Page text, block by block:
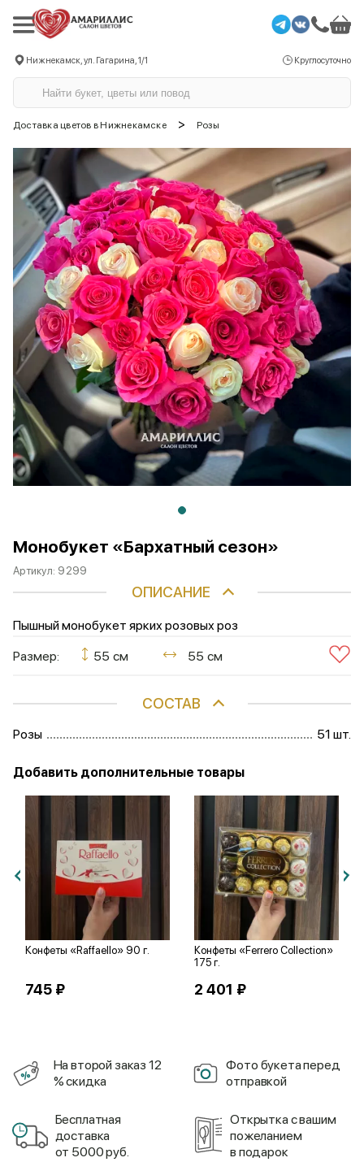
Нижнекамск, ул. Гагарина, 1/1 Круглосуточно
Доставка цветов в Нижнекамске > Розы
Монобукет «Бархатный сезон»
Артикул: 9299
ОПИСАНИЕ
Пышный монобукет ярких розовых роз
Размер:
55 см 55 см
СОСТАВ
Розы 51 шт.
Добавить дополнительные товары
Конфеты «Raffaello» 90 г.
745 ₽
Конфеты «Ferrero Collection»
175 г.
2 401 ₽
На второй заказ 12
% скидка
Фото букета перед
отправкой
Бесплатная
доставка
от 5000 руб.
Открытка с вашим
пожеланием
в подарок